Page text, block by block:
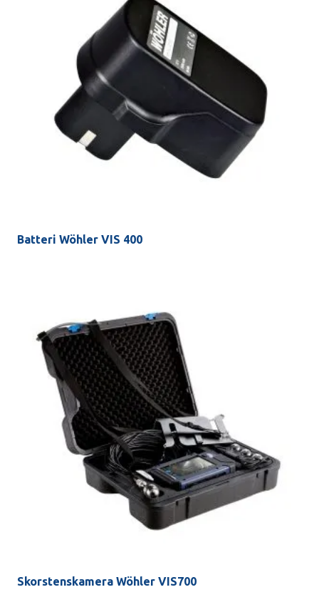
Batteri Wöhler VIS 400
Skorstenskamera Wöhler VIS700